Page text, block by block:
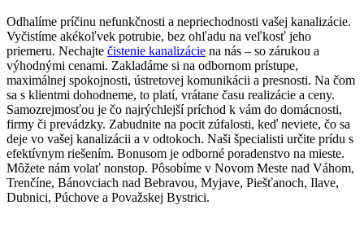
Odhalíme príčinu nefunkčnosti a nepriechodnosti vašej kanalizácie.
Vyčistíme akékoľvek potrubie, bez ohľadu na veľkosť jeho
priemeru. Nechajte čistenie kanalizácie na nás – so zárukou a
výhodnými cenami. Zakladáme si na odbornom prístupe,
maximálnej spokojnosti, ústretovej komunikácii a presnosti. Na čom
sa s klientmi dohodneme, to platí, vrátane času realizácie a ceny.
Samozrejmosťou je čo najrýchlejší príchod k vám do domácnosti,
firmy či prevádzky. Zabudnite na pocit zúfalosti, keď neviete, čo sa
deje vo vašej kanalizácii a v odtokoch. Naši špecialisti určite prídu s
efektívnym riešením. Bonusom je odborné poradenstvo na mieste.
Môžete nám volať nonstop. Pôsobíme v Novom Meste nad Váhom,
Trenčíne, Bánovciach nad Bebravou, Myjave, Piešťanoch, Ilave,
Dubnici, Púchove a Považskej Bystrici.